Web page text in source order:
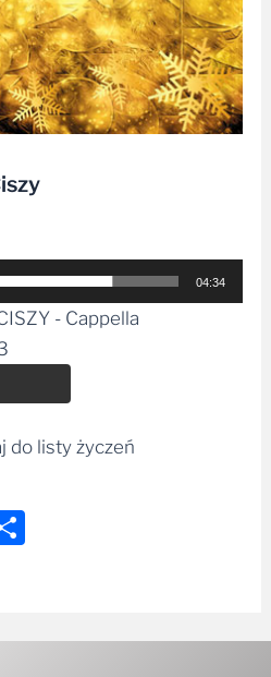
04:34
- Cappella
do listy życzeń